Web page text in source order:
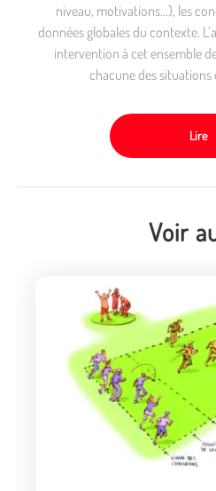
niveau, motivations…), les
données globales du contexte.
intervention à cet ensemble
chacune des situations
Lire
Voir